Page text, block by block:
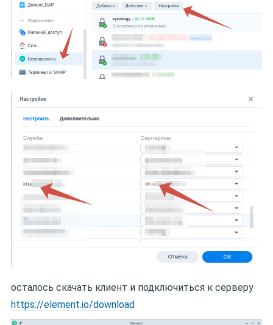
осталось скачать клиент и подключиться к серверу
https://element.io/download